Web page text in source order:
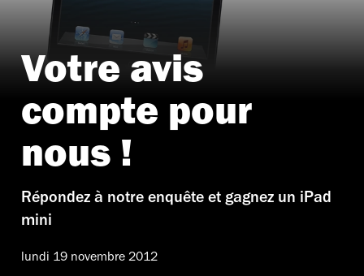
Votre avis
compte pour
nous !
Répondez à notre enquête et gagnez un iPad
mini
lundi 19 novembre 2012